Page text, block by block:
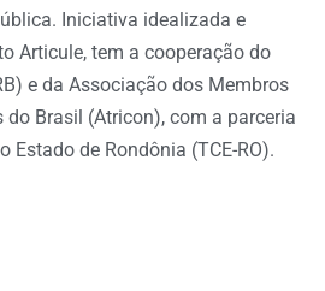
Iniciativa idealizada e
Articule, tem a cooperação do
e da Associação dos Membros
Brasil (Atricon), com a parceria
Estado de Rondônia (TCE-RO).